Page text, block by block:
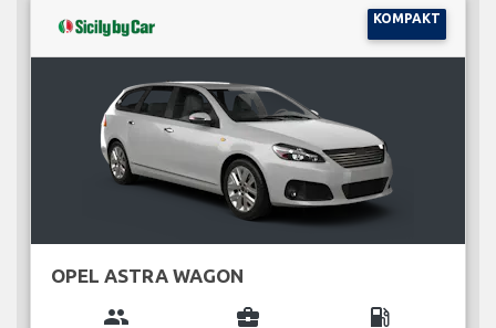
KOMPAKT
OPEL ASTRA WAGON
group business_center local_gas_station